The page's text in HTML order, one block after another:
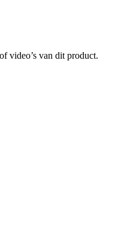
video’s van dit product.